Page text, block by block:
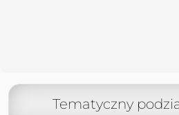
Tematyczny